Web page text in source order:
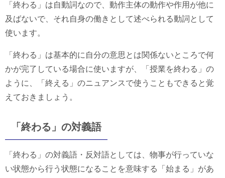
「終わる」は自動詞なので、動作主体の動作や作用が他に
及ばないで、それ自身の働きとして述べられる動詞として
使います。
「終わる」は基本的に自分の意思とは関係ないところで何
かが完了している場合に使いますが、「授業を終わる」の
ように、「終える」のニュアンスで使うこともできると覚
えておきましょう。
「終わる」の対義語
「終わる」の対義語・反対語としては、物事が行っていな
い状態から行う状態になることを意味する「始まる」があ